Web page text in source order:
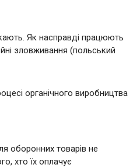
Як насправді працюють
зловживання (польський
органічного виробництва
оборонних товарів не
хто їх оплачує